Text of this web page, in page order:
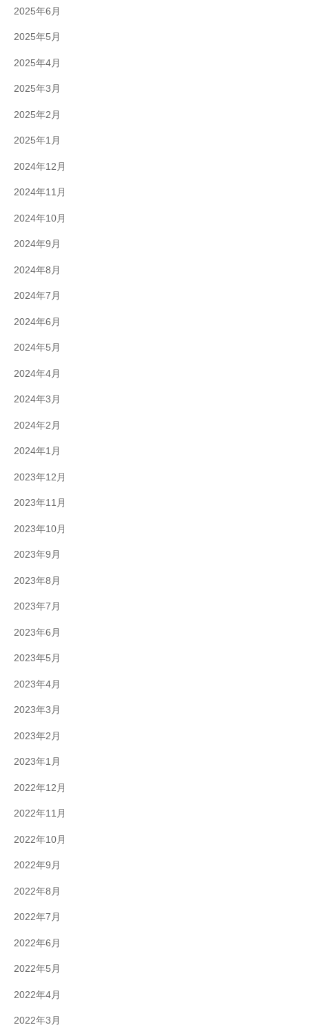
2025年6月
2025年5月
2025年4月
2025年3月
2025年2月
2025年1月
2024年12月
2024年11月
2024年10月
2024年9月
2024年8月
2024年7月
2024年6月
2024年5月
2024年4月
2024年3月
2024年2月
2024年1月
2023年12月
2023年11月
2023年10月
2023年9月
2023年8月
2023年7月
2023年6月
2023年5月
2023年4月
2023年3月
2023年2月
2023年1月
2022年12月
2022年11月
2022年10月
2022年9月
2022年8月
2022年7月
2022年6月
2022年5月
2022年4月
2022年3月